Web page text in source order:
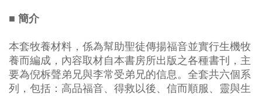
■ 簡介
本套牧養材料，係為幫助聖徒傳揚福音並實行生機牧
養而編成，內容取材自本書房所出版之各種書刊，主
要為倪柝聲弟兄與李常受弟兄的信息。全套共六個系
列，包括：高品福音、得救以後、信而順服、靈與生